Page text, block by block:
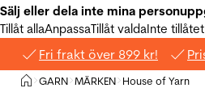
Sälj eller dela inte mina
Tillåt allaAnpassaTillåt valdaInte tillåtet
Fri frakt över 899 kr!
Hem
>GARN >
MÄRKEN >House of Yarn